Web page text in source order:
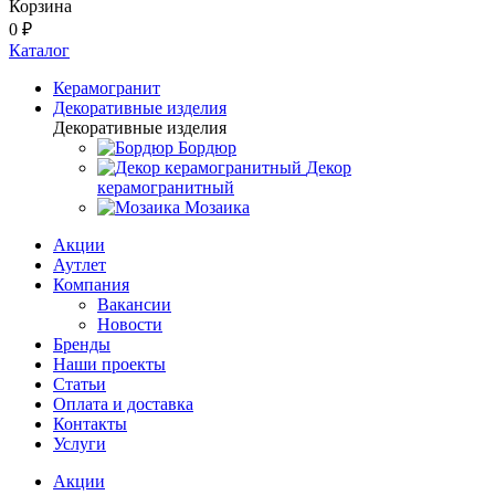
Корзина
0 ₽
Каталог
Керамогранит
Декоративные изделия
Декоративные изделия
Бордюр
Декор
керамогранитный
Мозаика
Акции
Аутлет
Компания
Вакансии
Новости
Бренды
Наши проекты
Статьи
Оплата и доставка
Контакты
Услуги
Акции